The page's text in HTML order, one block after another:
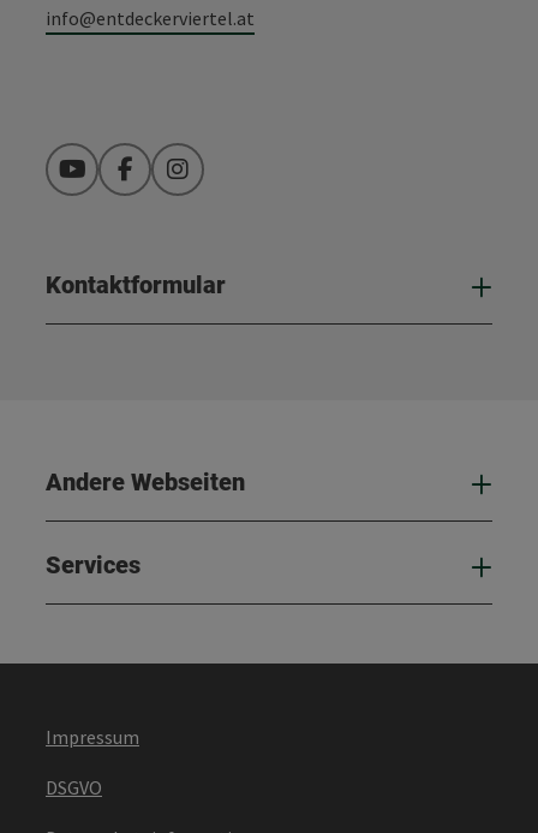
info@entdeckerviertel.at
YouTubeFacebookInstagram
Kontaktformular
Andere Webseiten
Services
Impressum
DSGVO